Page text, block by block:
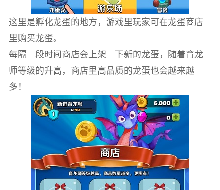
这里是孵化龙蛋的地方，游戏里玩家可在龙蛋商店
里购买龙蛋。
每隔一段时间商店会上架一下新的龙蛋，随着育龙
师等级的升高，商店里高品质的龙蛋也会越来越
多！